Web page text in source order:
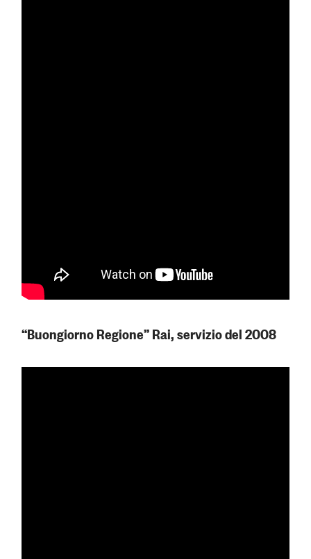
“Buongiorno Regione” Rai, servizio del 2008